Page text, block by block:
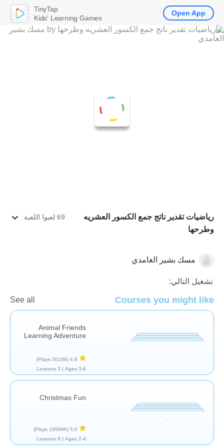
رياضيات تقدير ناتج جمع الكسور العشريه
وطرحها
69 لعبوا اللعبة
الكسور العشرية
مسك بشير الغامدي
تشغيل التالي:
Courses you might like
See all
Animal Friends
Learning Adventure
4,9
(30189 Plays)
Ages 3-6 |
3 Lessons
Christmas Fun
5,0
(190996 Plays)
Ages 2-4 |
8 Lessons
TinyTap
Kids' Learning Games
Open App